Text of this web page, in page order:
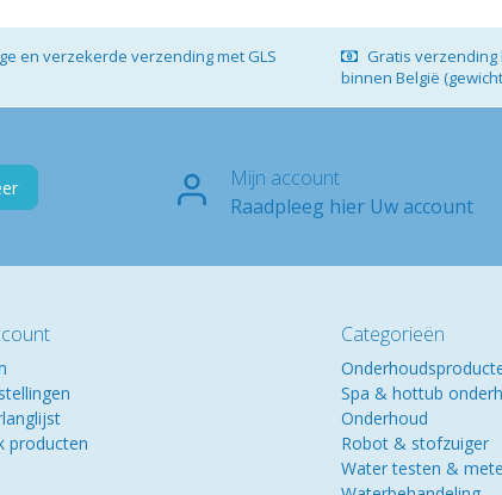
en verzekerde verzending met GLS
Gratis verzending
binnen België
Mijn account
Raadpleeg hier Uw account
producten
Categorieën
Spa & hottub
Onderhoud
Robot & stofzuiger
Water testen &